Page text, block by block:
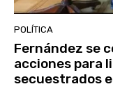
POLÍTICA
Fernández se
acciones para
secuestrados